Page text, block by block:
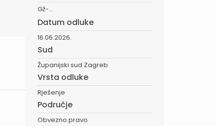
Gž-...
Datum odluke
16.06.2026.
Sud
Županijski sud Zagreb
Vrsta odluke
Rješenje
Područje
Obvezno pravo